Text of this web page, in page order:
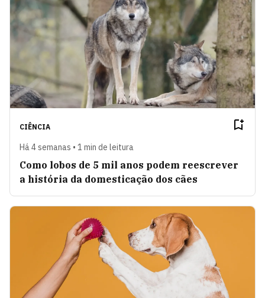
CIÊNCIA
Há 4 semanas • 1 min de leitura
Como lobos de 5 mil anos podem reescrever
a história da domesticação dos cães